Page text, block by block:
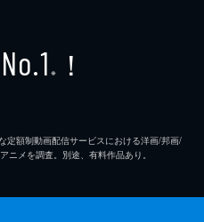
No.1 ※ ！
額制動画配信サービスにおける洋画/邦画/
ニメを調査。別途、有料作品あり。